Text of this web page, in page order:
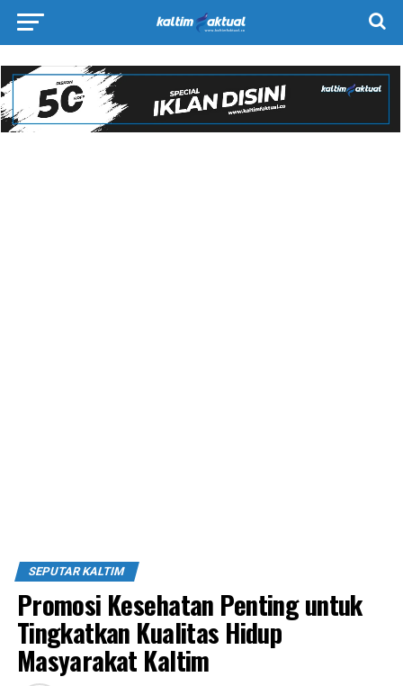
SEPUTAR KALTIM
Promosi Kesehatan Penting untuk
Tingkatkan Kualitas Hidup
Masyarakat Kaltim